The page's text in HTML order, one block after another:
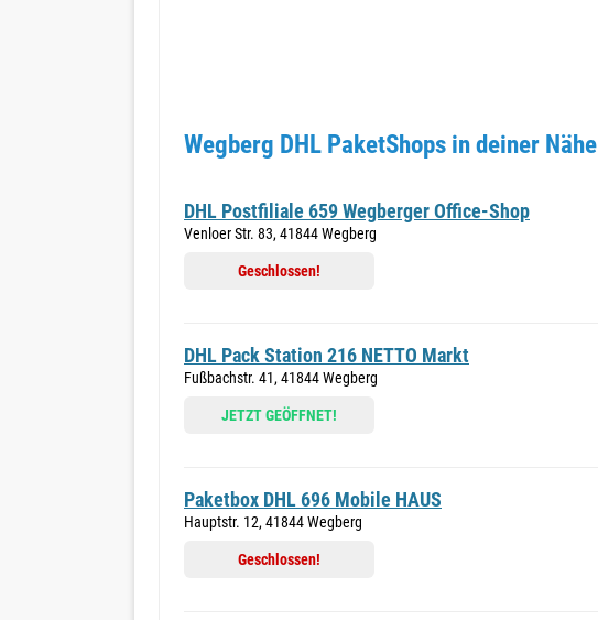
Wegberg DHL PaketShops in deiner Nähe
DHL Postfiliale 659 Wegberger Office-Shop
Venloer Str. 83, 41844 Wegberg
Geschlossen!
DHL Pack Station 216 NETTO Markt
Fußbachstr. 41, 41844 Wegberg
JETZT GEÖFFNET!
Paketbox DHL 696 Mobile HAUS
Hauptstr. 12, 41844 Wegberg
Geschlossen!